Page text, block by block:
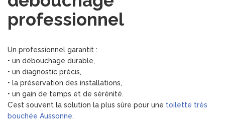
professionnel
Un professionnel garantit :
• un débouchage durable,
• un diagnostic précis,
• la préservation des installations,
• un gain de temps et de sérénité.
C’est souvent la solution la plus sûre pour une toilette très
bouchée Aussonne.